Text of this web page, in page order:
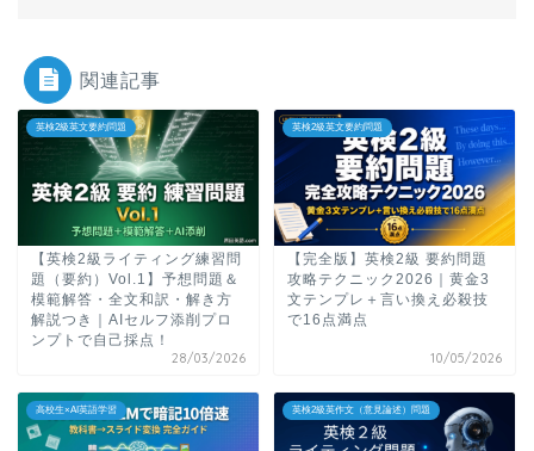
関連記事
英検2級英文要約問題
【英検2級ライティング練習問
題（要約）Vol.1】予想問題＆
模範解答・全文和訳・解き方
解説つき｜AIセルフ添削プロ
ンプトで自己採点！
28/03/2026
英検2級英文要約問題
【完全版】英検2級 要約問題
攻略テクニック2026｜黄金3
文テンプレ＋言い換え必殺技
で16点満点
10/05/2026
高校生×AI英語学習 英検2級英作文（意見論述）問題